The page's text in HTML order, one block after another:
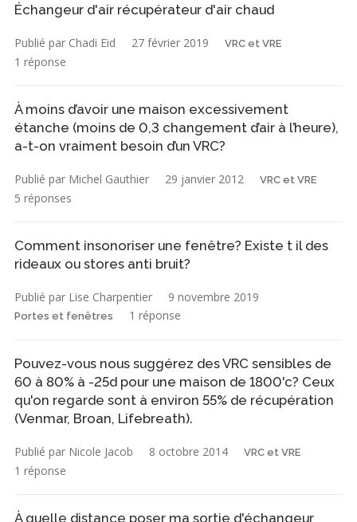
Échangeur d'air récupérateur d'air chaud
Publié par Chadi Eid 27 février 2019 VRC et VRE
1 réponse
À moins d’avoir une maison excessivement
étanche (moins de 0,3 changement d’air à l’heure),
a-t-on vraiment besoin d’un VRC?
Publié par Michel Gauthier 29 janvier 2012 VRC et VRE
5 réponses
Comment insonoriser une fenêtre? Existe t il des
rideaux ou stores anti bruit?
Publié par Lise Charpentier 9 novembre 2019
Portes et fenêtres 1 réponse
Pouvez-vous nous suggérez des VRC sensibles de
60 à 80% à -25d pour une maison de 1800'c? Ceux
qu'on regarde sont à environ 55% de récupération
(Venmar, Broan, Lifebreath).
Publié par Nicole Jacob 8 octobre 2014 VRC et VRE
1 réponse
À quelle distance poser ma sortie d'échangeur